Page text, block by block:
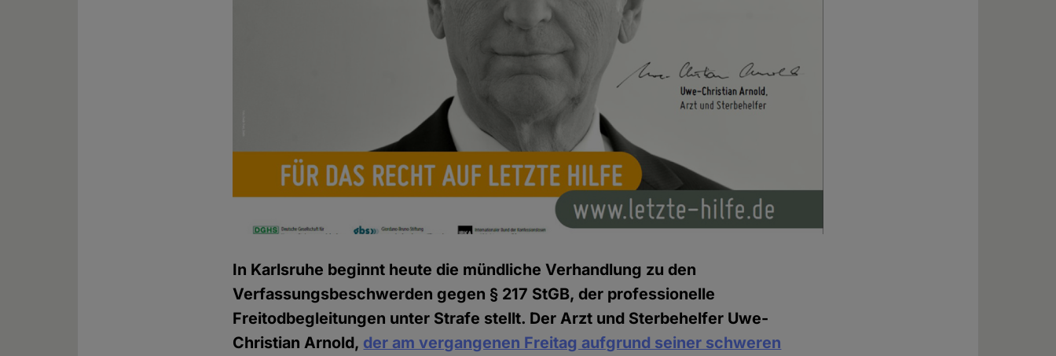
In Karlsruhe beginnt heute die mündliche Verhandlung zu den
Verfassungsbeschwerden gegen § 217 StGB, der professionelle
Freitodbegleitungen unter Strafe stellt. Der Arzt und Sterbehelfer Uwe-
Christian Arnold, der am vergangenen Freitag aufgrund seiner schweren